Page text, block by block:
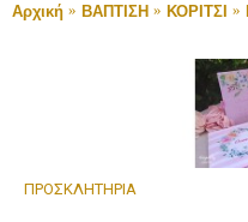
Αρχική ΒΑΠΤΙΣΗ ΚΟΡΙΤΣΙ
ΠΡΟΣΚΛΗΤΗΡΙΑ